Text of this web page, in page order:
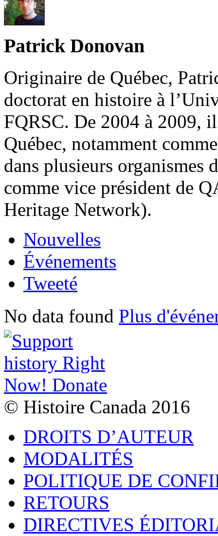
Patrick Donovan
Originaire de Québec,
doctorat en histoire à
FQRSC. De 2004 à 2009,
Québec, notamment
dans plusieurs organismes
comme vice président de
Heritage Network).
Nouvelles
Événements
Tweeté
No data found Plus
© Histoire Canada 2016
DROITS D’AUTEUR
MODALITÉS
POLITIQUE DE
RETOURS
DIRECTIVES